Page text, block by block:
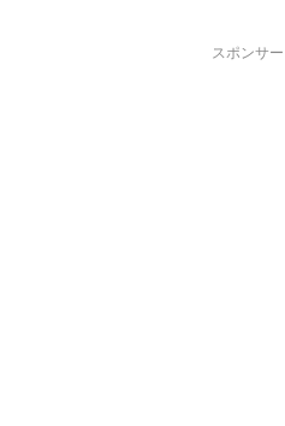
スポンサ